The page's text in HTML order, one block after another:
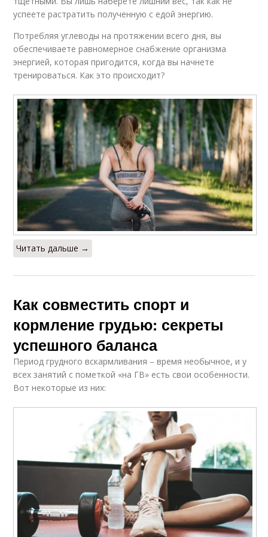
успеете растратить полученную с едой энергию.
Потребляя углеводы на протяжении всего дня, вы
обеспечиваете равномерное снабжение организма
энергией, которая пригодится, когда вы начнете
тренироваться. Как это происходит?
Читать дальше →
Как совместить спорт и
кормление грудью: секреты
успешного баланса
Период грудного вскармливания – время необычное, и у
всех занятий с пометкой «на ГВ» есть свои особенности.
Вот некоторые из них: